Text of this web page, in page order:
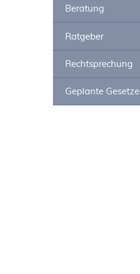
Beratung
Ratgeber
Rechtsprechung
Geplante Gesetze